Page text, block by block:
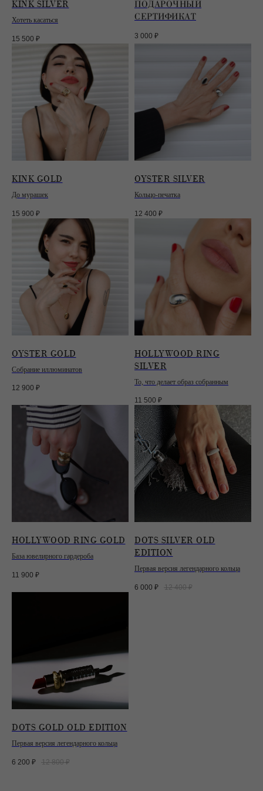
KINK SILVER
Хотеть касаться
15 500 ₽
ПОДАРОЧНЫЙ
СЕРТИФИКАТ
3 000 ₽
KINK GOLD
До мурашек
15 900 ₽
OYSTER SILVER
Кольцо-печатка
12 400 ₽
OYSTER GOLD
Собрание иллюминатов
12 900 ₽
HOLLYWOOD RING
SILVER
То, что делает образ собранным
11 500 ₽
HOLLYWOOD RING GOLD
База ювелирного гардероба
11 900 ₽
DOTS SILVER OLD
EDITION
Первая версия легендарного кольца
6 000 ₽ 12 400 ₽
DOTS GOLD OLD EDITION
Первая версия легендарного кольца
6 200 ₽ 12 800 ₽